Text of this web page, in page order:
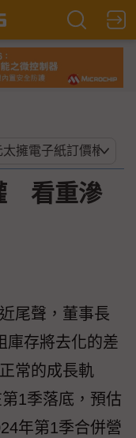
看重滲
尾聲，董事長
庫存將去化的差
常的成長軌
1季落底，預估
年第1季合併營